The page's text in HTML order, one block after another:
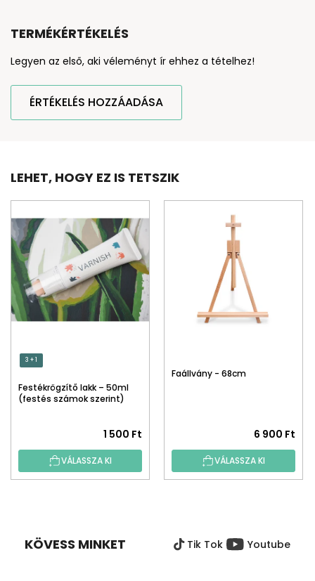
TERMÉKÉRTÉKELÉS
Legyen az első, aki véleményt ír ehhez a tételhez!
ÉRTÉKELÉS HOZZÁADÁSA
LEHET, HOGY EZ IS TETSZIK
3 + 1
Festékrögzítő lakk – 50ml
(festés számok szerint)
1 500 Ft
VÁLASSZA KI
Faállvány - 68cm
6 900 Ft
VÁLASSZA KI
KÖVESS MINKET Tik Tok Youtube